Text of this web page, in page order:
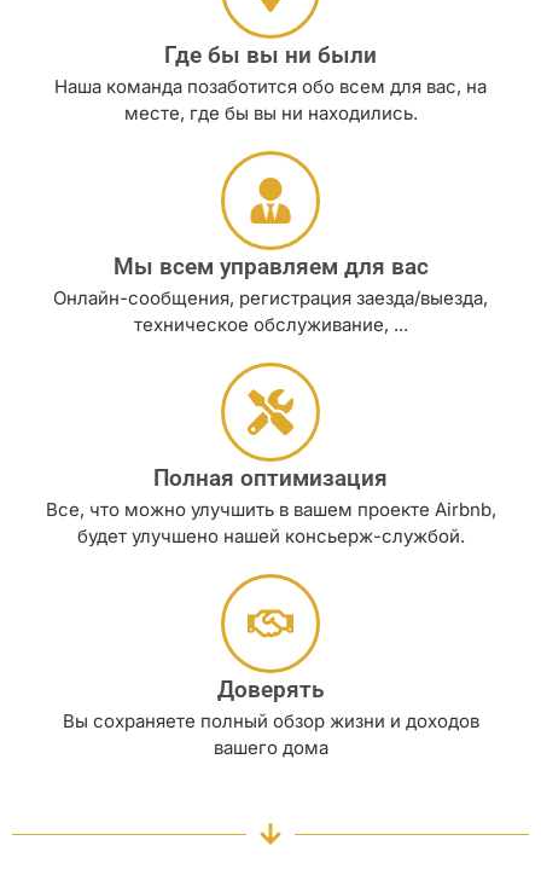
Где бы вы ни были
Наша команда позаботится обо всем для вас, на
месте, где бы вы ни находились.
Мы всем управляем для вас
Онлайн-сообщения, регистрация заезда/выезда,
техническое обслуживание, ...
Полная оптимизация
Все, что можно улучшить в вашем проекте Airbnb,
будет улучшено нашей консьерж-службой.
Доверять
Вы сохраняете полный обзор жизни и доходов
вашего дома